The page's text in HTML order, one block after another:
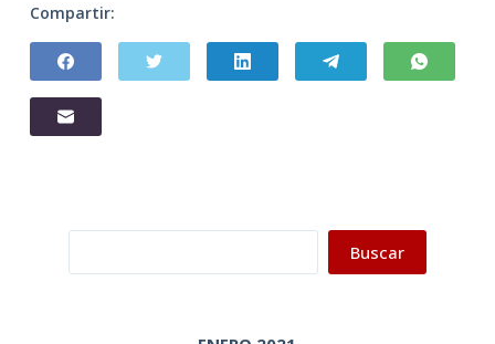
Compartir:
Buscar